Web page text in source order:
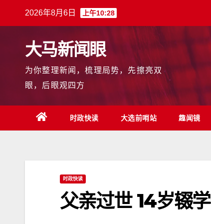
2026年8月6日 上午10:28
大马新闻眼
为你整理新闻，梳理局势，先擦亮双
眼，后眼观四方
时政快读 大选前哨站 趣闻镜
时政快读
父亲过世 14岁辍